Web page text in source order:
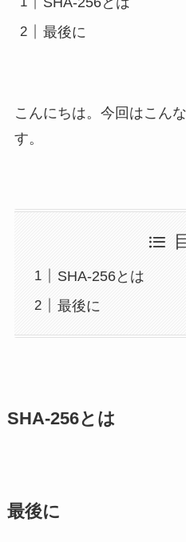
最後に
こんにちは。今回はこん
す。
SHA-256とは
最後に
SHA-256とは
最後に